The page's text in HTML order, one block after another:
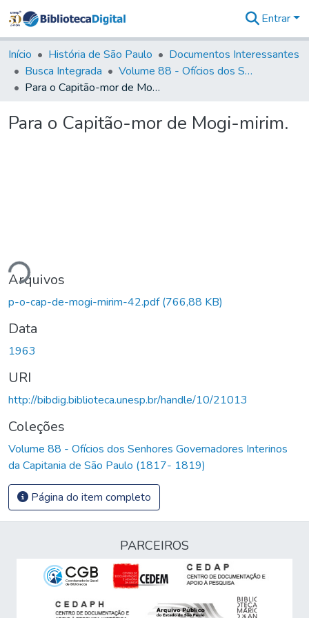
&
Coleções
Tudo na
Biblioteca
Estatísticas
Entrar
Início História de São Paulo
Documentos Interessantes
Busca Integrada
Volume 88 - Ofícios dos Senhores Governadores Interinos da Capitania de São Paulo (1817- 1819)
Para o Capitão-mor de Mogi-mirim.
Para o Capitão-mor de Mogi-mirim.
Arquivos
p-o-cap-de-mogi-mirim-42.pdf(766,88 KB)
Data
1963
URI
http://bibdig.biblioteca.unesp.br/handle/10/21013
Coleções
Volume 88 - Ofícios dos Senhores Governadores Interinos
da Capitania de São Paulo (1817- 1819)
Página do item completo
PARCEIROS